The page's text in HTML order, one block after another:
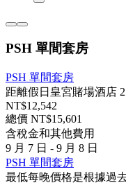
PSH 單間套房
PSH 單間套房
距離假日皇宮賭場酒店
NT$12,542
總價 NT$15,601
含稅金和其他費用
9 月 7 日 - 9 月 8 日
PSH 單間套房
最低每晚價格是根據過